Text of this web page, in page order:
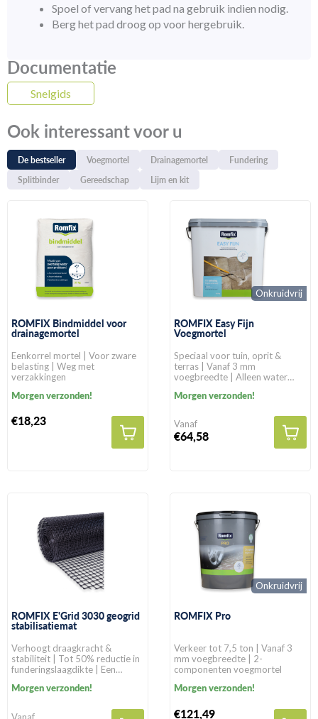
Spoel of vervang het pad na gebruik indien nodig.
Berg het pad droog op voor hergebruik.
Documentatie
Snelgids
Ook interessant voor u
De bestseller Voegmortel Drainagemortel
Fundering
Splitbinder
Gereedschap Lijm en kit
ROMFIX Bindmiddel voor
drainagemortel
Eenkorrel mortel | Voor zware
belasting | Weg met
verzakkingen
Morgen verzonden!
€18,23
Onkruidvrij
ROMFIX Easy Fijn
Voegmortel
Speciaal voor tuin, oprit &
terras | Vanaf 3 mm
voegbreedte | Alleen water
Morgen verzonden!
Vanaf
€64,58
ROMFIX E'Grid 3030 geogrid
stabilisatiemat
Verhoogt draagkracht &
stabiliteit | Tot 50% reductie in
funderingslaagdikte | Een
natuurlijke gronden
Morgen verzonden!
Onkruidvrij
ROMFIX Pro
Verkeer tot 7,5 ton | Vanaf 3
mm voegbreedte | 2-
componenten voegmortel
Morgen verzonden!
€121,49